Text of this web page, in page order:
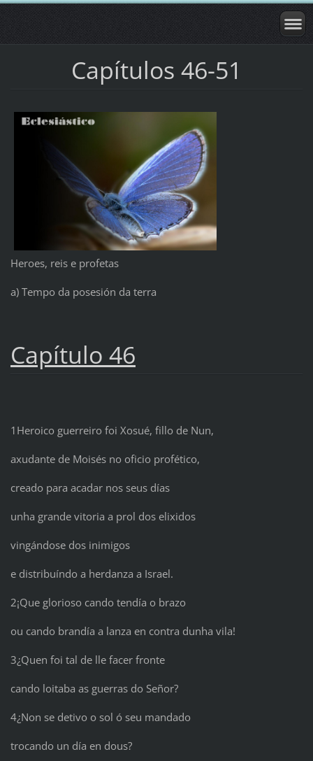
Capítulos 46-51
Heroes, reis e profetas
a) Tempo da posesión da terra
Capítulo 46
1Heroico guerreiro foi Xosué, fillo de Nun,
axudante de Moisés no oficio profético,
creado para acadar nos seus días
unha grande vitoria a prol dos elixidos
vingándose dos inimigos
e distribuíndo a herdanza a Israel.
2¡Que glorioso cando tendía o brazo
ou cando brandía a lanza en contra dunha vila!
3¿Quen foi tal de lle facer fronte
cando loitaba as guerras do Señor?
4¿Non se detivo o sol ó seu mandado
trocando un día en dous?